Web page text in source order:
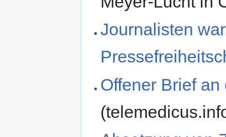
Journalisten
Offener Brief